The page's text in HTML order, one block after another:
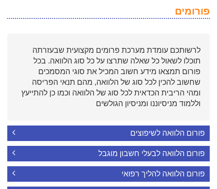
פורומים
לרשותכם עומדת מערכת פרומים מקצועית שבעזרתה
תוכלו לשאול כל שאלה שתרצו על כל סוג הלוואה. בכל
פורום תמצאו מידע חשוב המכיל את סוגי המסמכים
שחשוב להכין לכל סוג של הלוואה, מהם תנאי הפריסה
ומהי הריבית הכדאית לכל סוג של הלוואה וכמו כן להתייעץ
וללמוד מניסיוננו ומניסיון הגולשים
פורום הלוואה לשיפוצים
פורום הלוואה לבעלי חשבון מוגבל
פורום הלוואה להליך רפואי